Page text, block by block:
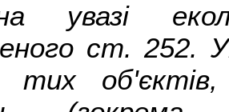
увазі
ст. 252.
тих